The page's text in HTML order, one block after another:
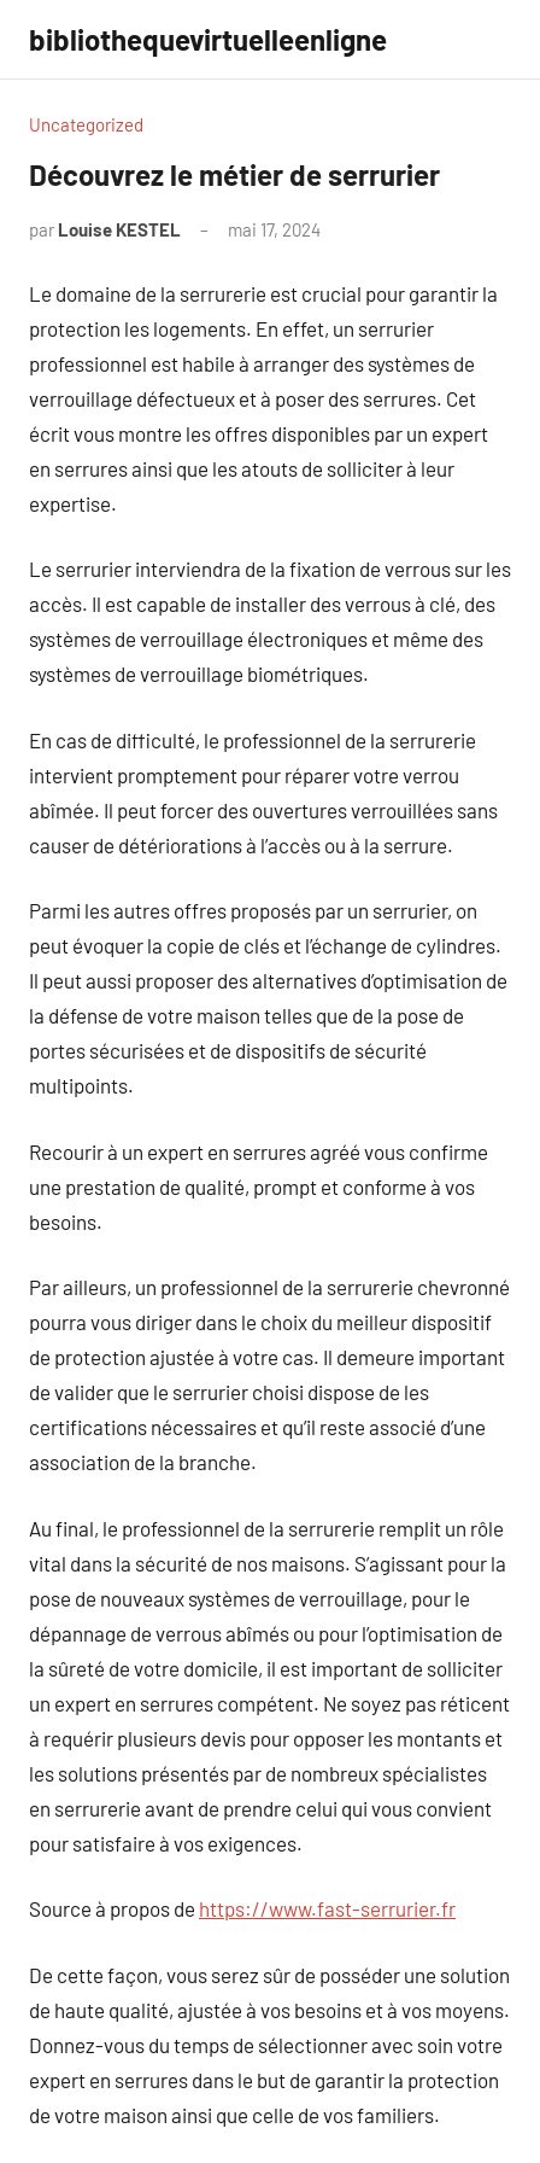
contenu
bibliothequevirtuelleenligne
Uncategorized
Découvrez le métier de serrurier
par Louise KESTEL mai 17, 2024
Le domaine de la serrurerie est crucial pour garantir la
protection les logements. En effet, un serrurier
professionnel est habile à arranger des systèmes de
verrouillage défectueux et à poser des serrures. Cet
écrit vous montre les offres disponibles par un expert
en serrures ainsi que les atouts de solliciter à leur
expertise.
Le serrurier interviendra de la fixation de verrous sur les
accès. Il est capable de installer des verrous à clé, des
systèmes de verrouillage électroniques et même des
systèmes de verrouillage biométriques.
En cas de difficulté, le professionnel de la serrurerie
intervient promptement pour réparer votre verrou
abîmée. Il peut forcer des ouvertures verrouillées sans
causer de détériorations à l’accès ou à la serrure.
Parmi les autres offres proposés par un serrurier, on
peut évoquer la copie de clés et l’échange de cylindres.
Il peut aussi proposer des alternatives d’optimisation de
la défense de votre maison telles que de la pose de
portes sécurisées et de dispositifs de sécurité
multipoints.
Recourir à un expert en serrures agréé vous confirme
une prestation de qualité, prompt et conforme à vos
besoins.
Par ailleurs, un professionnel de la serrurerie chevronné
pourra vous diriger dans le choix du meilleur dispositif
de protection ajustée à votre cas. Il demeure important
de valider que le serrurier choisi dispose de les
certifications nécessaires et qu’il reste associé d’une
association de la branche.
Au final, le professionnel de la serrurerie remplit un rôle
vital dans la sécurité de nos maisons. S’agissant pour la
pose de nouveaux systèmes de verrouillage, pour le
dépannage de verrous abîmés ou pour l’optimisation de
la sûreté de votre domicile, il est important de solliciter
un expert en serrures compétent. Ne soyez pas réticent
à requérir plusieurs devis pour opposer les montants et
les solutions présentés par de nombreux spécialistes
en serrurerie avant de prendre celui qui vous convient
pour satisfaire à vos exigences.
Source à propos de https://www.fast-serrurier.fr
De cette façon, vous serez sûr de posséder une solution
de haute qualité, ajustée à vos besoins et à vos moyens.
Donnez-vous du temps de sélectionner avec soin votre
expert en serrures dans le but de garantir la protection
de votre maison ainsi que celle de vos familiers.